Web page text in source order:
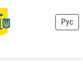
Рус